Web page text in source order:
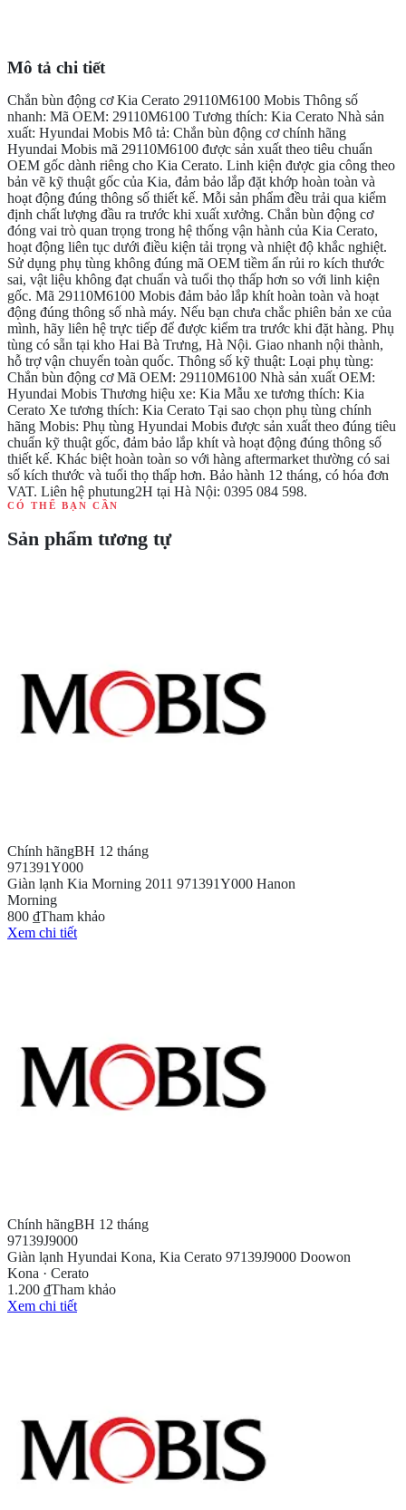
Mô tả chi tiết
Chắn bùn động cơ Kia Cerato 29110M6100 Mobis Thông số
nhanh: Mã OEM: 29110M6100 Tương thích: Kia Cerato Nhà sản
xuất: Hyundai Mobis Mô tả: Chắn bùn động cơ chính hãng
Hyundai Mobis mã 29110M6100 được sản xuất theo tiêu chuẩn
OEM gốc dành riêng cho Kia Cerato. Linh kiện được gia công theo
bản vẽ kỹ thuật gốc của Kia, đảm bảo lắp đặt khớp hoàn toàn và
hoạt động đúng thông số thiết kế. Mỗi sản phẩm đều trải qua kiểm
định chất lượng đầu ra trước khi xuất xưởng. Chắn bùn động cơ
đóng vai trò quan trọng trong hệ thống vận hành của Kia Cerato,
hoạt động liên tục dưới điều kiện tải trọng và nhiệt độ khắc nghiệt.
Sử dụng phụ tùng không đúng mã OEM tiềm ẩn rủi ro kích thước
sai, vật liệu không đạt chuẩn và tuổi thọ thấp hơn so với linh kiện
gốc. Mã 29110M6100 Mobis đảm bảo lắp khít hoàn toàn và hoạt
động đúng thông số nhà máy. Nếu bạn chưa chắc phiên bản xe của
mình, hãy liên hệ trực tiếp để được kiểm tra trước khi đặt hàng. Phụ
tùng có sẵn tại kho Hai Bà Trưng, Hà Nội. Giao nhanh nội thành,
hỗ trợ vận chuyển toàn quốc. Thông số kỹ thuật: Loại phụ tùng:
Chắn bùn động cơ Mã OEM: 29110M6100 Nhà sản xuất OEM:
Hyundai Mobis Thương hiệu xe: Kia Mẫu xe tương thích: Kia
Cerato Xe tương thích: Kia Cerato Tại sao chọn phụ tùng chính
hãng Mobis: Phụ tùng Hyundai Mobis được sản xuất theo đúng tiêu
chuẩn kỹ thuật gốc, đảm bảo lắp khít và hoạt động đúng thông số
thiết kế. Khác biệt hoàn toàn so với hàng aftermarket thường có sai
số kích thước và tuổi thọ thấp hơn. Bảo hành 12 tháng, có hóa đơn
VAT. Liên hệ phutung2H tại Hà Nội: 0395 084 598.
CÓ THỂ BẠN CẦN
Sản phẩm tương tự
Chính hãngBH 12 tháng
971391Y000
Giàn lạnh Kia Morning 2011 971391Y000 Hanon
Morning
800 ₫Tham khảo
Xem chi tiết
Chính hãngBH 12 tháng
97139J9000
Giàn lạnh Hyundai Kona, Kia Cerato 97139J9000 Doowon
Kona · Cerato
1.200 ₫Tham khảo
Xem chi tiết